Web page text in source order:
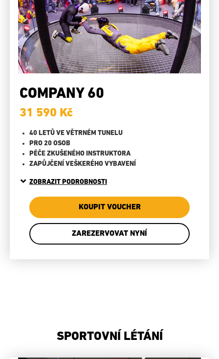
COMPANY 60
31 590 Kč
40 LETŮ VE VĚTRNÉM TUNELU
PRO 20 OSOB
PÉČE ZKUŠENÉHO INSTRUKTORA
ZAPŮJČENÍ VEŠKERÉHO VYBAVENÍ
ZOBRAZIT PODROBNOSTI
KOUPIT VOUCHER
ZAREZERVOVAT NYNÍ
SPORTOVNÍ LÉTÁNÍ